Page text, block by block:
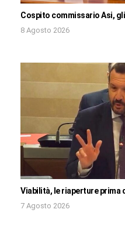
Cospito commissario Asi,
8 Agosto 2026
Viabilità, le riaperture prima
7 Agosto 2026